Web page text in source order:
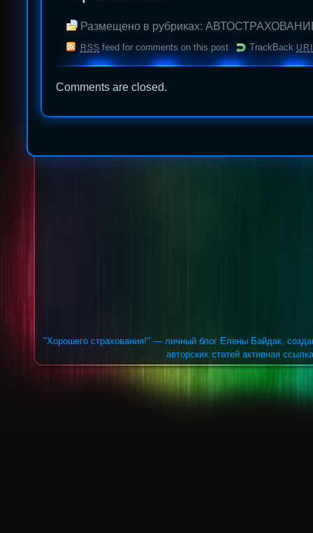
Размещено в рубриках:
RSS feed for comments on this post TrackBack URI
Comments are closed.
"Хорошего страхования!" — личный блог Елены Байдак,
авторских статей активная